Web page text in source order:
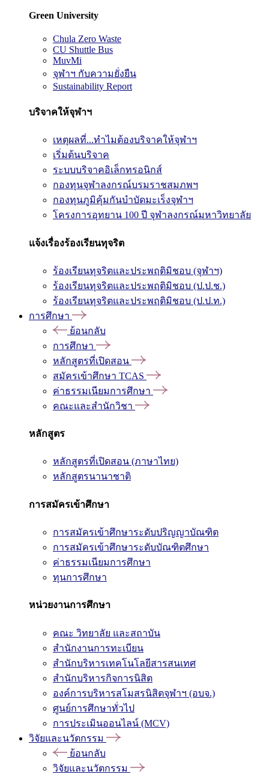
Green University
Chula Zero Waste
CU Shuttle Bus
MuvMi
จุฬาฯ กับความยั่งยืน
Sustainability Report
บริจาคให้จุฬาฯ
เหตุผลที่...ทำไมต้องบริจาคให้จุฬาฯ
เริ่มต้นบริจาค
ระบบบริจาคอิเล็กทรอนิกส์
กองทุนจุฬาลงกรณ์บรมราชสมภพฯ
กองทุนภูมิคุ้มกันบำบัดมะเร็งจุฬาฯ
โครงการอุทยาน 100 ปี จุฬาลงกรณ์มหาวิทยาลัย
แจ้งเรื่องร้องเรียนทุจริต
ร้องเรียนทุจริตและประพฤติมิชอบ (จุฬาฯ)
ร้องเรียนทุจริตและประพฤติมิชอบ (ป.ป.ช.)
ร้องเรียนทุจริตและประพฤติมิชอบ (ป.ป.ท.)
การศึกษา
ย้อนกลับ
การศึกษา
หลักสูตรที่เปิดสอน
สมัครเข้าศึกษา TCAS
ค่าธรรมเนียมการศึกษา
คณะและสำนักวิชา
หลักสูตร
หลักสูตรที่เปิดสอน (ภาษาไทย)
หลักสูตรนานาชาติ
การสมัครเข้าศึกษา
การสมัครเข้าศึกษาระดับปริญญาบัณฑิต
การสมัครเข้าศึกษาระดับบัณฑิตศึกษา
ค่าธรรมเนียมการศึกษา
ทุนการศึกษา
หน่วยงานการศึกษา
คณะ วิทยาลัย และสถาบัน
สำนักงานการทะเบียน
สำนักบริหารเทคโนโลยีสารสนเทศ
สำนักบริหารกิจการนิสิต
องค์การบริหารสโมสรนิสิตจุฬาฯ (อบจ.)
ศูนย์การศึกษาทั่วไป
การประเมินออนไลน์ (MCV)
วิจัยและนวัตกรรม
ย้อนกลับ
วิจัยและนวัตกรรม